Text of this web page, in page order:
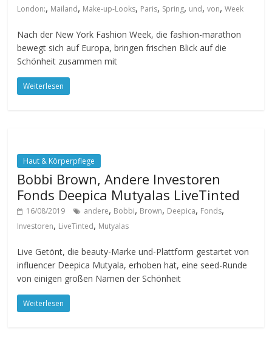
London:, Mailand, Make-up-Looks, Paris, Spring, und,von,Week
Nach der New York Fashion Week, die fashion-marathon
bewegt sich auf Europa, bringen frischen Blick auf die
Schönheit zusammen mit
Weiterlesen
Haut & Körperpflege
Bobbi Brown, Andere Investoren
Fonds Deepica Mutyalas LiveTinted
16/08/2019 andere, Bobbi, Brown, Deepica, Fonds,
Investoren, LiveTinted, Mutyalas
Live Getönt, die beauty-Marke und-Plattform gestartet von
influencer Deepica Mutyala, erhoben hat, eine seed-Runde
von einigen großen Namen der Schönheit
Weiterlesen